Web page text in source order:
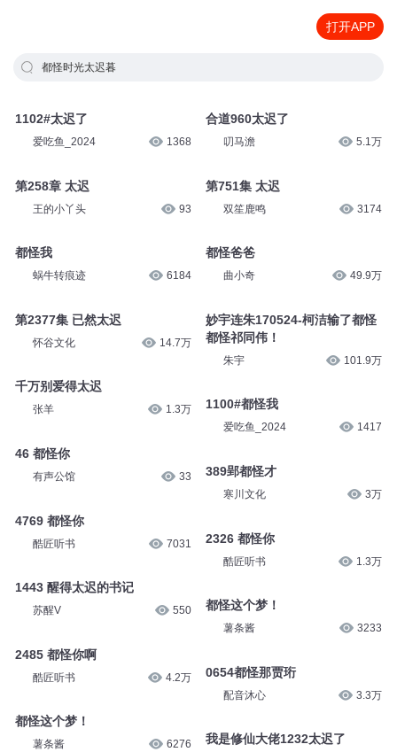
打开APP
都怪时光太迟暮
1102#太迟了
爱吃鱼_2024 1368
第258章 太迟
王的小丫头 93
都怪我
蜗牛转痕迹 6184
第2377集 已然太迟
怀谷文化 14.7万
千万别爱得太迟
张羊 1.3万
46 都怪你
有声公馆 33
4769 都怪你
酷匠听书 7031
1443 醒得太迟的书记
苏醒V 550
2485 都怪你啊
酷匠听书 4.2万
都怪这个梦！
薯条酱 6276
合道960太迟了
叨马澹 5.1万
第751集 太迟
双笙鹿鸣 3174
都怪爸爸
曲小奇 49.9万
妙宇连朱170524-柯洁输了都怪
都怪祁同伟！
朱宇 101.9万
1100#都怪我
爱吃鱼_2024 1417
389郢都怪才
寒川文化 3万
2326 都怪你
酷匠听书 1.3万
都怪这个梦！
薯条酱 3233
0654都怪那贾珩
配音沐心 3.3万
我是修仙大佬1232太迟了